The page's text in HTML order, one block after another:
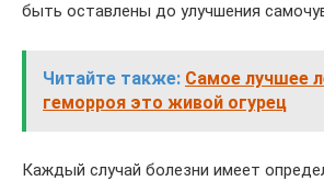
быть оставлены до улучшения
Читайте также: Самое лучшее
геморроя это живой огурец
Каждый случай болезни имеет